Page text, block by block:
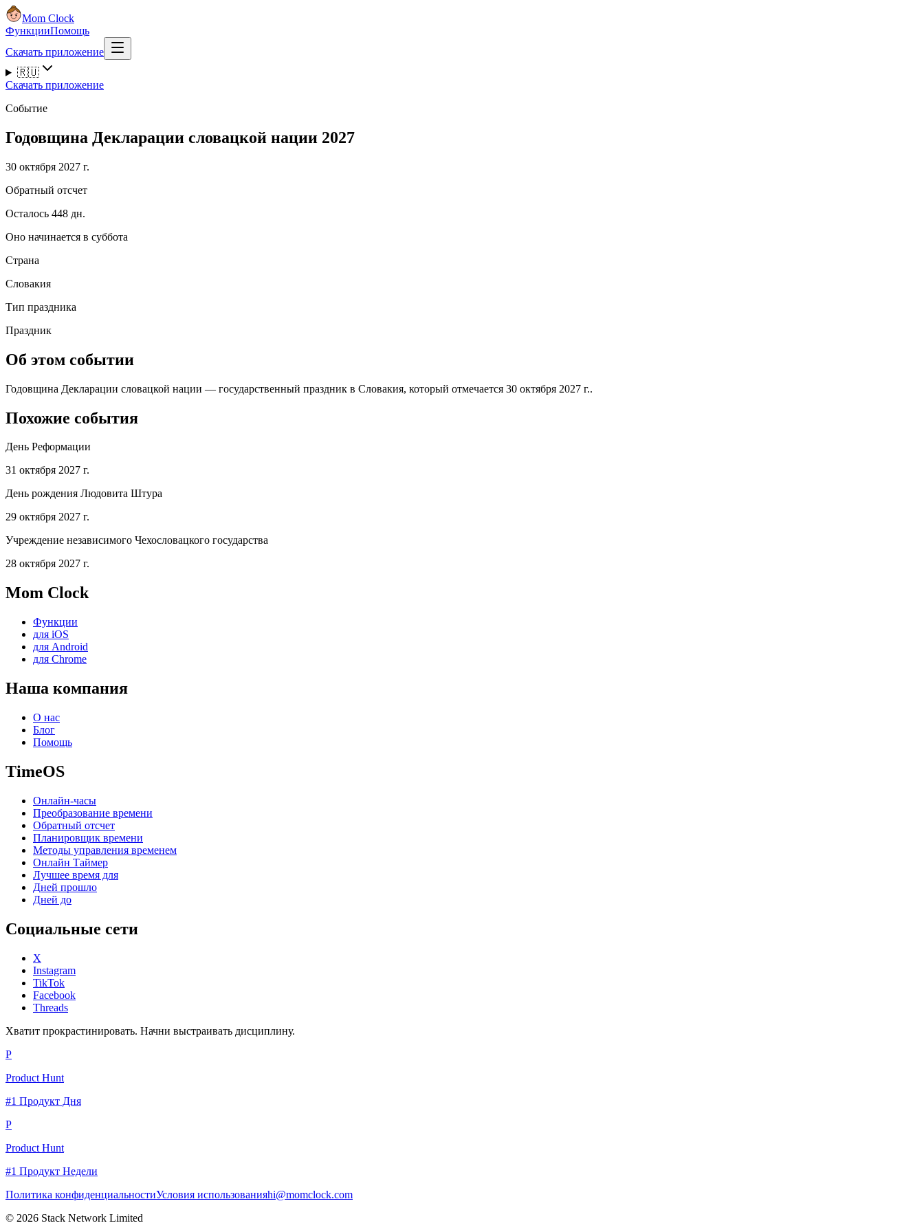
Mom Clock
ФункцииПомощь
Скачать приложение
🇷🇺
Скачать приложение
Событие
Годовщина Декларации словацкой нации 2027
30 октября 2027 г.
Обратный отсчет
Осталось 448 дн.
Оно начинается в суббота
Страна
Словакия
Тип праздника
Праздник
Об этом событии
Годовщина Декларации словацкой нации — государственный праздник в Словакия, который отмечается 30 октября 2027 г..
Похожие события
День Реформации
31 октября 2027 г.
День рождения Людовита Штура
29 октября 2027 г.
Учреждение независимого Чехословацкого государства
28 октября 2027 г.
Mom Clock
Функции
для iOS
для Android
для Chrome
Наша компания
О нас
Блог
Помощь
TimeOS
Онлайн-часы
Преобразование времени
Обратный отсчет
Планировщик времени
Методы управления временем
Онлайн Таймер
Лучшее время для
Дней прошло
Дней до
Социальные сети
X
Instagram
TikTok
Facebook
Threads
Хватит прокрастинировать. Начни выстраивать дисциплину.
P
Product Hunt
#1 Продукт Дня
P
Product Hunt
#1 Продукт Недели
Политика конфиденциальностиУсловия использованияhi@momclock.com
© 2026 Stack Network Limited